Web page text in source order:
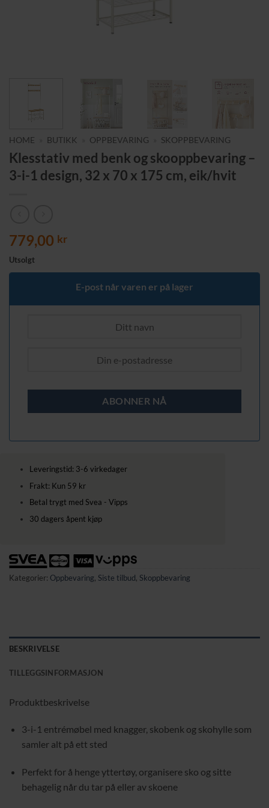
HOME BUTIKK OPPBEVARING SKOPPBEVARING
Klesstativ med benk og skooppbevaring –
3-i-1 design, 32 x 70 x 175 cm, eik/hvit
779,00 kr
Utsolgt
E-post når varen er på lager
Leveringstid: 3-6 virkedager
Frakt: Kun 59 kr
Betal trygt med Svea - Vipps
30 dagers åpent kjøp
Kategorier: Oppbevaring, Siste tilbud, Skoppbevaring
BESKRIVELSE
TILLEGGSINFORMASJON
Produktbeskrivelse
3-i-1 entrémøbel med knagger, skobenk og skohylle som
samler alt på ett sted
Perfekt for å henge yttertøy, organisere sko og sitte
behagelig når du tar på eller av skoene